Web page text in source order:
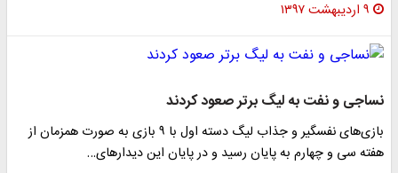
۹ اردیبهشت ۱۳۹۷
نساجی و نفت به لیگ برتر صعود کردند
بازی‌های نفسگیر و جذاب لیگ دسته اول با ۹ بازی به صورت همزمان از
هفته سی و چهارم به پایان رسید و در پایان این دیدار‌های…